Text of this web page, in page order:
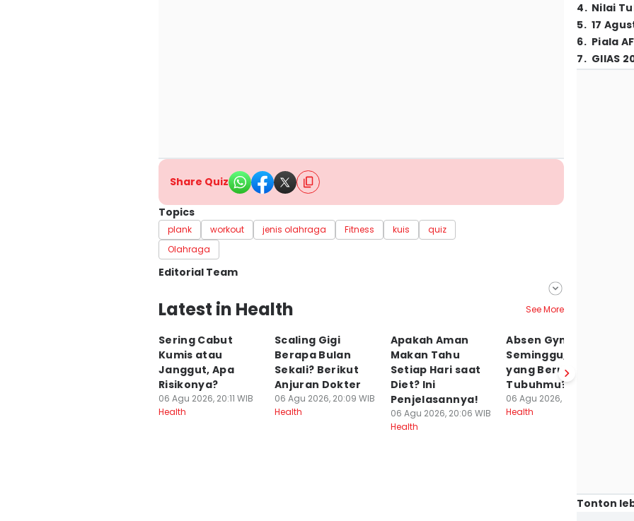
Share Quiz
Topics
plank workout jenis olahraga Fitness kuis
quiz
Olahraga
Editorial Team
Editor
Nuruliar F
Editor
Fahreza Murnanda
Latest in Health See More
Sering Cabut
Kumis atau
Janggut, Apa
Risikonya?
06 Agu 2026, 20:11 WIB
Health
Scaling Gigi
Berapa Bulan
Sekali? Berikut
Anjuran Dokter
06 Agu 2026, 20:09 WIB
Health
Apakah Aman
Makan Tahu
Setiap Hari saat
Diet? Ini
Penjelasannya!
06 Agu 2026, 20:06 WIB
Health
Absen Gym
Seminggu, Apa
yang Berubah di
Tubuhmu?
06 Agu 2026, 19:15 WIB
Health
4. Nilai
5. 17
6. Piala
7. GIIAS
Tonton